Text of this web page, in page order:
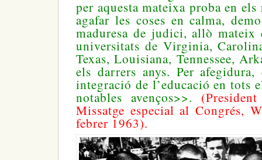
per aquesta mateixa proba en els
agafar les coses en calma,
maduresa de judici, allò mateix
universitats de Virginia,
Texas, Louisiana, Tennessee,
els darrers anys. Per
integració de l’educació en tots
notables avenços>>.
Missatge especial al Congrés,
febrer 1963).